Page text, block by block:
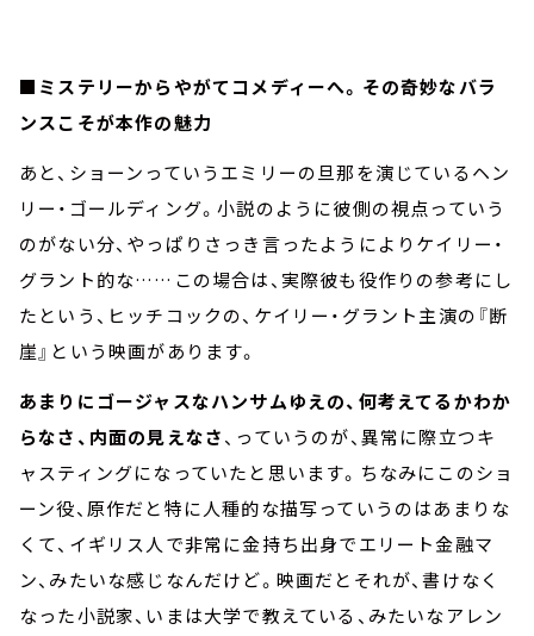
■ミステリーからやがてコメディーへ。その奇妙なバラ
ンスこそが本作の魅力
あと、ショーンっていうエミリーの旦那を演じているヘン
リー・ゴールディング。小説のように彼側の視点っていう
のがない分、やっぱりさっき言ったようによりケイリー・
グラント的な……この場合は、実際彼も役作りの参考にし
たという、ヒッチコックの、ケイリー・グラント主演の『断
崖』という映画があります。
あまりにゴージャスなハンサムゆえの、何考えてるかわか
らなさ、内面の見えなさ、っていうのが、異常に際立つキ
ャスティングになっていたと思います。ちなみにこのショ
ーン役、原作だと特に人種的な描写っていうのはあまりな
くて、イギリス人で非常に金持ち出身でエリート金融マ
ン、みたいな感じなんだけど。映画だとそれが、書けなく
なった小説家、いまは大学で教えている、みたいなアレン